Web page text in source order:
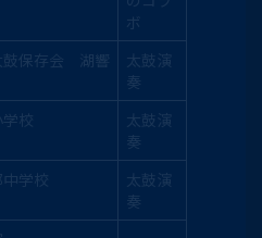
ボ
鼓保存会 湖響
太鼓演
奏
校
太鼓演
奏
学校
太鼓演
奏